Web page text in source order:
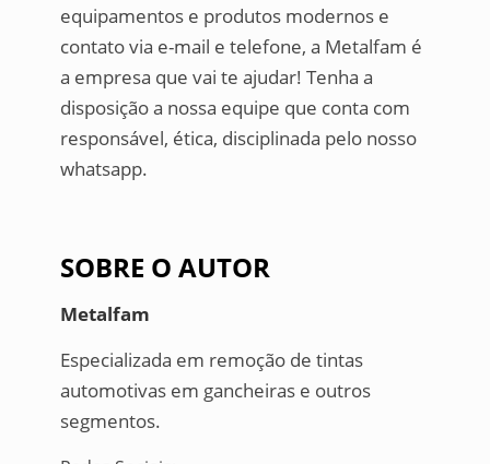
equipamentos e produtos modernos e
contato via e-mail e telefone, a Metalfam é
a empresa que vai te ajudar! Tenha a
disposição a nossa equipe que conta com
responsável, ética, disciplinada pelo nosso
whatsapp.
SOBRE O AUTOR
Metalfam
Especializada em remoção de tintas
automotivas em gancheiras e outros
segmentos.